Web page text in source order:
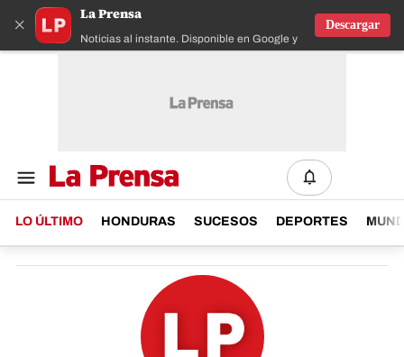
×
La Prensa
Noticias al instante. Disponible en Google y IOS
Descargar
LO ÚLTIMO HONDURAS SUCESOS DEPORTES